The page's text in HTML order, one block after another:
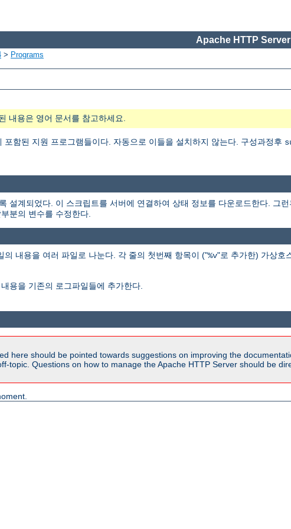
Apache HTTP
> Programs
내용은 영어 문서를 참고하세요.
함된 지원 프로그램들이다. 자동으로 이들을 설치하지 않는다. 구성과정후
설계되었다. 이 스크립트를 서버에 연결하여 상태 정보를 다운로드한다. 그
분의 변수를 수정한다.
내용을 여러 파일로 나눈다. 각 줄의 첫번째 항목이 ("%v"로 추가한) 가상호
용을 기존의 로그파일들에 추가한다.
here should be pointed towards suggestions on improving the
topic. Questions on how to manage the Apache HTTP Server should be